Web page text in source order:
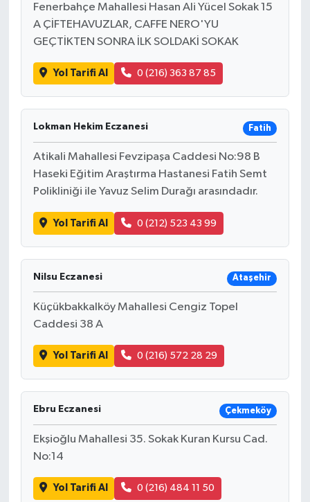
Fenerbahçe Mahallesi Hasan Ali Yücel Sokak 15
A ÇİFTEHAVUZLAR, CAFFE NERO'YU
GEÇTİKTEN SONRA İLK SOLDAKİ SOKAK
Yol Tarifi Al 0 (216) 363 87 85
Lokman Hekim Eczanesi Fatih
Atikali Mahallesi Fevzipaşa Caddesi No:98 B
Haseki Eğitim Araştırma Hastanesi Fatih Semt
Polikliniği ile Yavuz Selim Durağı arasındadır.
Yol Tarifi Al 0 (212) 523 43 99
Nilsu Eczanesi Ataşehir
Küçükbakkalköy Mahallesi Cengiz Topel
Caddesi 38 A
Yol Tarifi Al 0 (216) 572 28 29
Ebru Eczanesi Çekmeköy
Ekşioğlu Mahallesi 35. Sokak Kuran Kursu Cad.
No:14
Yol Tarifi Al 0 (216) 484 11 50